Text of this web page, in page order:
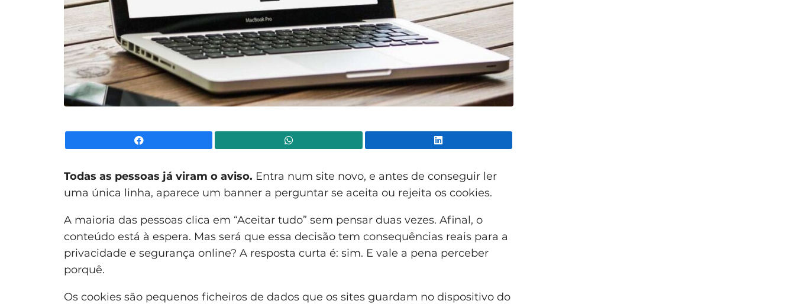
Todas as pessoas já viram o aviso. Entra num site novo, e antes de conseguir ler
uma única linha, aparece um banner a perguntar se aceita ou rejeita os cookies.
A maioria das pessoas clica em “Aceitar tudo” sem pensar duas vezes. Afinal, o
conteúdo está à espera. Mas será que essa decisão tem consequências reais para a
privacidade e segurança online? A resposta curta é: sim. E vale a pena perceber
porquê.
Os cookies são pequenos ficheiros de dados que os sites guardam no dispositivo do